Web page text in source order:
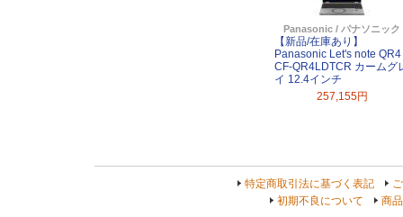
Panasonic / パナソニック
【新品/在庫あり】
Panasonic Let's note QR4
CF-QR4LDTCR カームグ
イ 12.4インチ
257,155円
特定商取引法に基づく表記
初期不良について
商